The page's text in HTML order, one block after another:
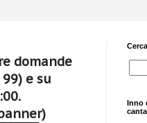
domande
e su
Inno